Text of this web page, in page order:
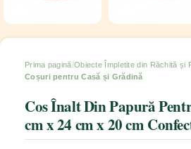
Prima pagină Obiecte Împletite din Răchită și
Coșuri pentru Casă și Grădină
Cos Înalt Din Papură
cm x 24 cm x 20 cm